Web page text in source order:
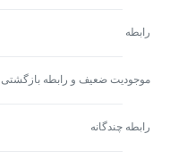
رابطه
موجودیت ضعیف و رابطه بازگشتی
رابطه چندگانه